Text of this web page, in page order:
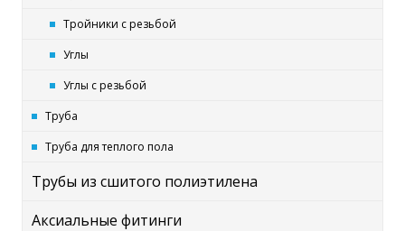
Тройники с резьбой
Углы
Углы с резьбой
Труба
Труба для теплого пола
Трубы из сшитого полиэтилена
Аксиальные фитинги